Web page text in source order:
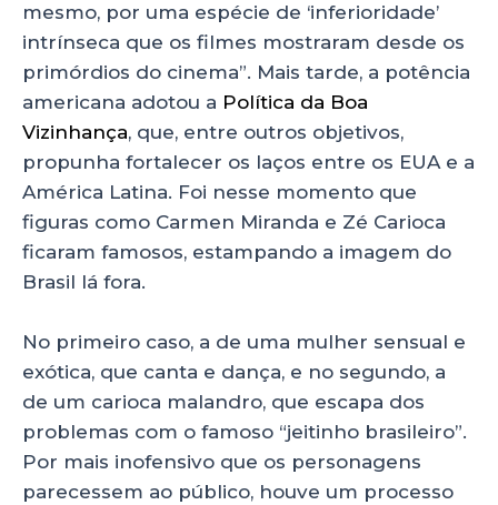
mesmo, por uma espécie de ‘inferioridade’
intrínseca que os filmes mostraram desde os
primórdios do cinema”. Mais tarde, a potência
americana adotou a Política da Boa
Vizinhança, que, entre outros objetivos,
propunha fortalecer os laços entre os EUA e a
América Latina. Foi nesse momento que
figuras como Carmen Miranda e Zé Carioca
ficaram famosos, estampando a imagem do
Brasil lá fora.
No primeiro caso, a de uma mulher sensual e
exótica, que canta e dança, e no segundo, a
de um carioca malandro, que escapa dos
problemas com o famoso “jeitinho brasileiro”.
Por mais inofensivo que os personagens
parecessem ao público, houve um processo